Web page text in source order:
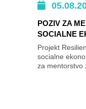
POZIV ZA
SOCIALNE
Projekt
socialne
za mentorstvo